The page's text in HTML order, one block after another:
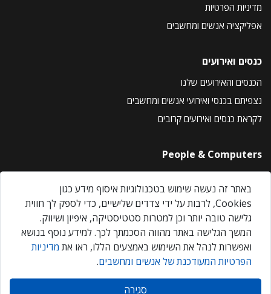
מדיניות הפרטיות
אפליקציה אנשים ומחשבים
כנסים ואירועים
הכנסים והאירועים שלנו
נצפיתם בכנסי ואירועי אנשים ומחשבים
לקראת כנסים ואירועים קרובים
People & Computers
About Us
Privacy Policy
Contact Us
Our Events
אנשים ומחשבים © 2026 – כל הזכויות שמורות
באתר זה נעשה שימוש בטכנולוגיות איסוף מידע כגון
Cookies, לרבות על ידי צדדים שלישיים, כדי לספק לך חווית
גלישה טובה יותר וכן למטרות סטטיסטיקה, איפיון ושיווק.
המשך הגלישה באתר מהווה הסכמתך לכך. למידע נוסף בנושא
ואפשרות לנהל את השימוש באמצעים הללו, ראו את מדיניות
הפרטיות המעודכנת של אנשים ומחשבים.
סגירה